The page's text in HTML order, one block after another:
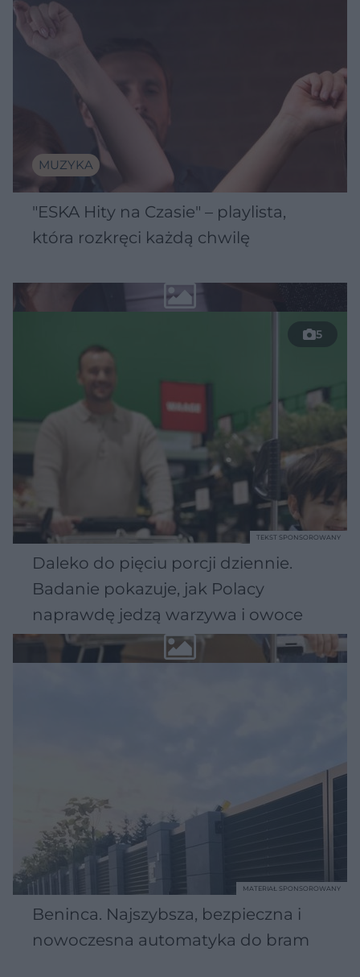
MUZYKA
"ESKA Hity na Czasie" – playlista,
która rozkręci każdą chwilę
5
Daleko do pięciu porcji dziennie.
Badanie pokazuje, jak Polacy
naprawdę jedzą warzywa i owoce
TEKST SPONSOROWANY
Beninca. Najszybsza, bezpieczna i
nowoczesna automatyka do bram
MATERIAŁ SPONSOROWANY